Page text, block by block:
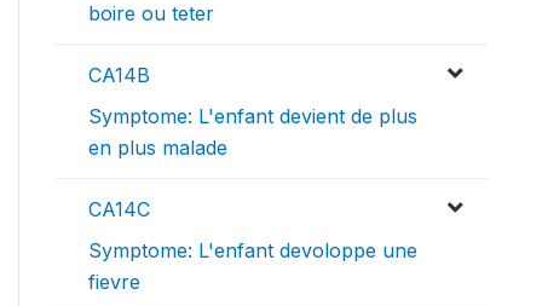
boire ou teter
CA14B
Symptome: L'enfant devient de plus
en plus malade
CA14C
Symptome: L'enfant devoloppe une
fievre